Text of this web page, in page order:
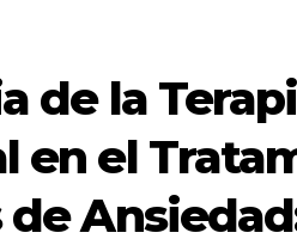
de la
en el